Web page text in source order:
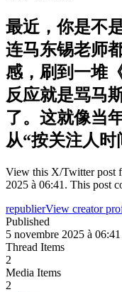
最近，你是不
连马东锡老师
感，刷到一堆
反应就是骂马
了。这就像当
从“按关注人
View this X/Twitter post
2025 à 06:41. This post
republierView creator
Published
5 novembre 2025 à 06:41
Thread Items
2
Media Items
2